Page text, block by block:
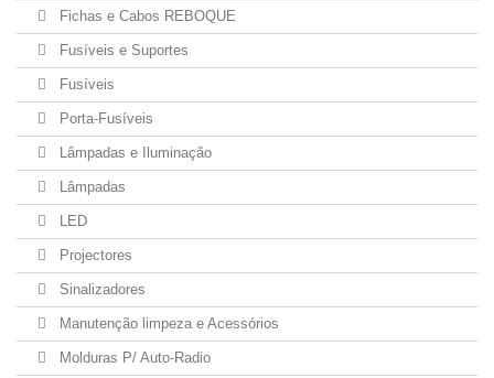
Fichas e Cabos REBOQUE
Fusíveis e Suportes
Fusíveis
Porta-Fusíveis
Lâmpadas e Iluminação
Lâmpadas
LED
Projectores
Sinalizadores
Manutenção limpeza e Acessórios
Molduras P/ Auto-Radio